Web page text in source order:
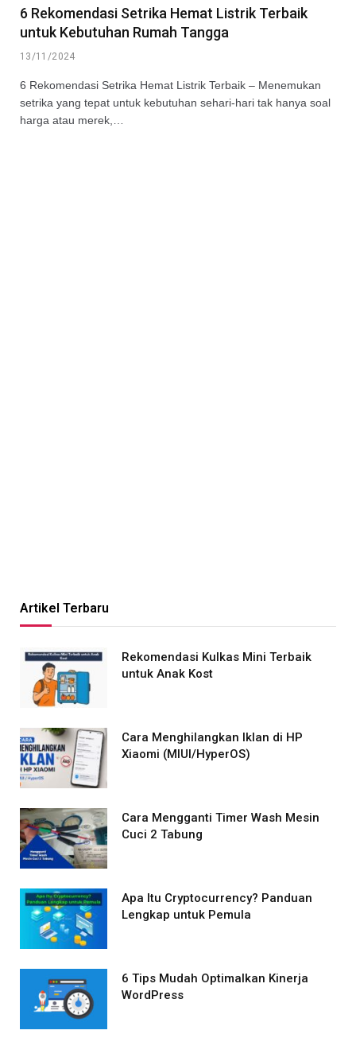
6 Rekomendasi Setrika Hemat Listrik Terbaik
untuk Kebutuhan Rumah Tangga
13/11/2024
6 Rekomendasi Setrika Hemat Listrik Terbaik – Menemukan
setrika yang tepat untuk kebutuhan sehari-hari tak hanya soal
harga atau merek,…
Artikel Terbaru
Rekomendasi Kulkas Mini Terbaik
untuk Anak Kost
Cara Menghilangkan Iklan di HP
Xiaomi (MIUI/HyperOS)
Cara Mengganti Timer Wash Mesin
Cuci 2 Tabung
Apa Itu Cryptocurrency? Panduan
Lengkap untuk Pemula
6 Tips Mudah Optimalkan Kinerja
WordPress